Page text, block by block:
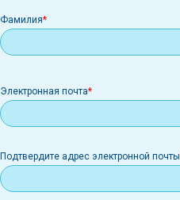
Фамилия
Электронная
почта
Электронная почта
Подтвердите адрес электронной почты